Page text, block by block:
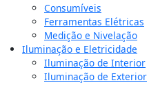
Consumíveis
Ferramentas Elétricas
Medição e Nivelação
Iluminação e Eletricidade
Iluminação de Interior
Iluminação de Exterior